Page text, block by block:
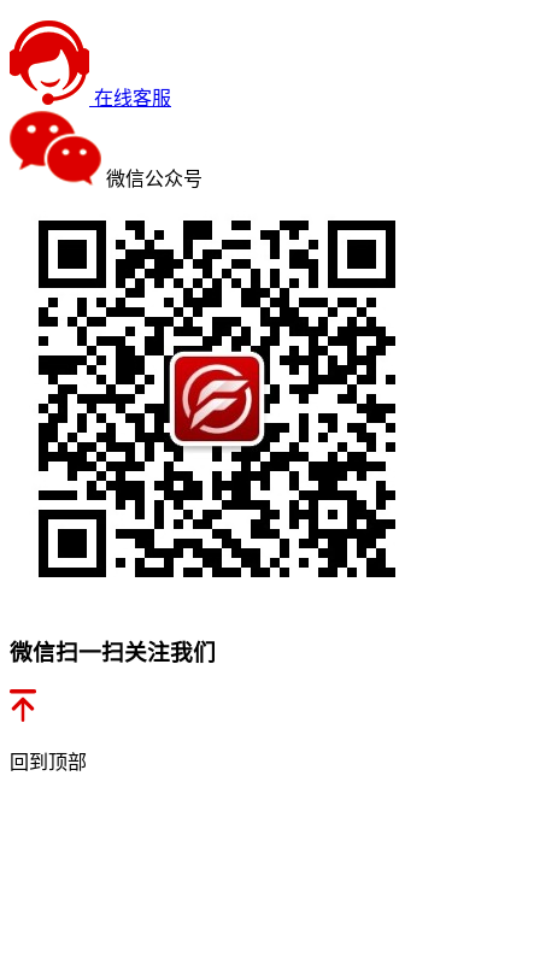
在线客服
微信公众号
微信扫一扫关注我们
回到顶部